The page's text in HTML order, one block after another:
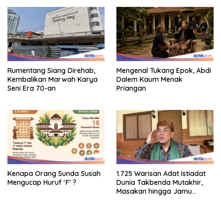
Rumentang Siang Direhab,
Kembalikan Marwah Karya
Seni Era 70-an
Mengenal Tukang Epok, Abdi
Dalem Kaum Menak
Priangan
Kenapa Orang Sunda Susah
Mengucap Huruf ‘F’ ?
1.725 Warisan Adat Istiadat
Dunia Takbenda Mutakhir,
Masakan hingga Jamu